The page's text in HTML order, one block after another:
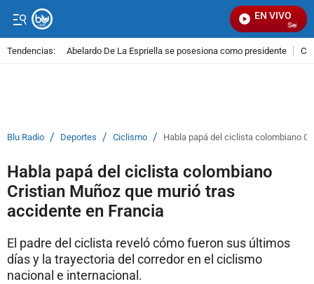
EN VIVO
Señal
Tendencias: Abelardo De La Espriella se posesiona como presidente
Blu Radio / Deportes / Ciclismo / Habla papá del ciclista colombiano
Habla papá del ciclista colombiano
Cristian Muñoz que murió tras
accidente en Francia
El padre del ciclista reveló cómo fueron sus últimos
días y la trayectoria del corredor en el ciclismo
nacional e internacional.